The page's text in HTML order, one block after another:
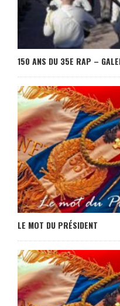
150 ANS DU 35E RAP –
LE MOT DU PRÉSIDENT